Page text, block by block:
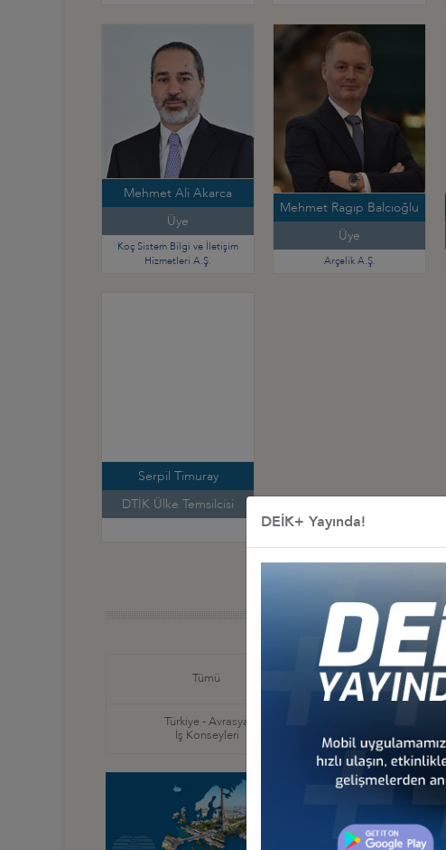
Mehmet Ali Akarca
Üye
Koç Sistem Bilgi ve İletişim
Hizmetleri A.Ş.
Mehmet Ragıp Balcıoğlu
Üye
Arçelik A.Ş.
Serpil Timuray
DTİK Ülke Temsilcisi
Tümü
Türkiye - Afrika
İş Konseyleri
Türkiye - Avrasya
İş Konseyleri
İş Konseyleri
DEİK+ Yayında!